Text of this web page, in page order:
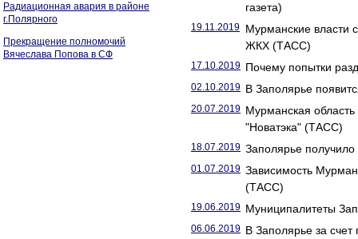
Радиационная авария в районе
г.Полярного
Прекращение полномочий
Вячеслава Попова в СФ
газета)
19.11.2019 Мурманские власти
ЖКХ (ТАСС)
17.10.2019 Почему попытки
02.10.2019 В Заполярье
20.07.2019 Мурманская область
"Новатэка" (ТАСС)
18.07.2019 Заполярье
01.07.2019 Зависимость
(ТАСС)
19.06.2019 Муниципалитеты
06.06.2019 В Заполярье за